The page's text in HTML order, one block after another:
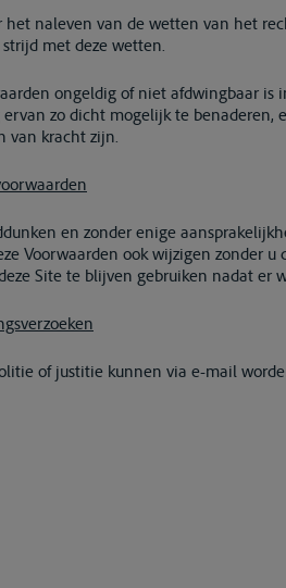
naleven van de wetten van het
met deze wetten.
ongeldig of niet afdwingbaar
zo dicht mogelijk te benaderen,
van kracht zijn.
en zonder enige
Voorwaarden ook wijzigen zonder
Site te blijven gebruiken nadat
of justitie kunnen via e-mail